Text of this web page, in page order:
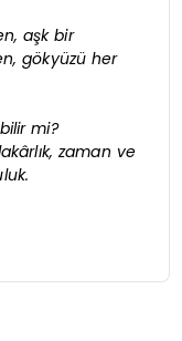
aşk bir
gökyüzü her
mi?
zaman ve